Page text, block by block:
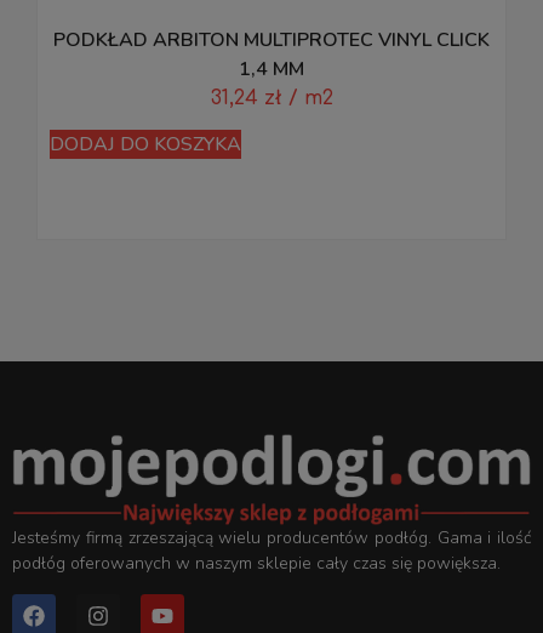
PODKŁAD ARBITON MULTIPROTEC VINYL CLICK
1,4 MM
31,24 zł / m2
DODAJ DO KOSZYKA
Jesteśmy firmą zrzeszającą wielu producentów podłóg. Gama i ilość
podłóg oferowanych w naszym sklepie cały czas się powiększa.